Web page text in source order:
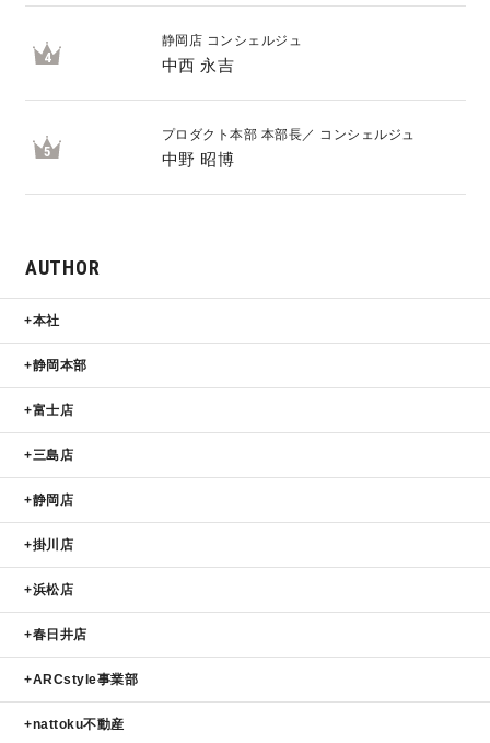
4
静岡店 コンシェルジュ
中西 永吉
5
プロダクト本部 本部長／ コンシェルジュ
中野 昭博
AUTHOR
本社
静岡本部
富士店
三島店
静岡店
掛川店
浜松店
春日井店
ARCstyle事業部
nattoku不動産